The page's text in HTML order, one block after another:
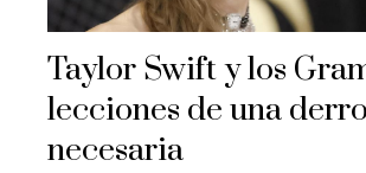
Taylor Swift y los
lecciones de una
necesaria